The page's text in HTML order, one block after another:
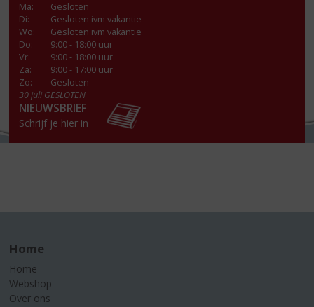
Ma:
Gesloten
Di:
Gesloten ivm vakantie
Wo:
Gesloten ivm vakantie
Do:
9:00 - 18:00 uur
Vr:
9:00 - 18:00 uur
Za:
9:00 - 17:00 uur
Zo:
Gesloten
30 juli GESLOTEN
NIEUWSBRIEF
Schrijf je hier in
Home
Home
Webshop
Over ons